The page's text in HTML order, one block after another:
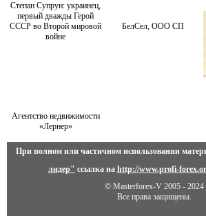
Степан Супрун: украинец,
первый дважды Герой
СССР во Второй мировой
войне
БелСел, ООО СП
Агентство недвижимости
«Лернер»
При полном или частичном использовании
лидер" ссылка на http://www.profi-
© Masterforex-V 2005 - 2024
Все права защищены.